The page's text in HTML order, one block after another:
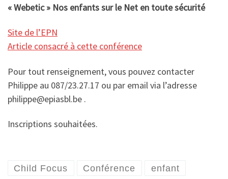
« Webetic » Nos enfants sur le Net en toute sécurité
Site de l’EPN
Article consacré à cette conférence
Pour tout renseignement, vous pouvez contacter
Philippe au 087/23.27.17 ou par email via l’adresse
philippe@epiasbl.be .
Inscriptions souhaitées.
Child Focus Conférence enfant